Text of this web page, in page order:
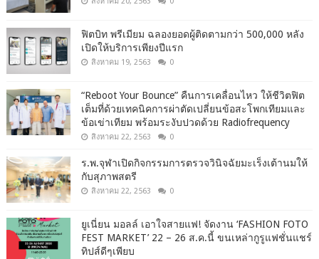
ฟิตบิท พรีเมียม ฉลองยอดผู้ติดตามกว่า 500,000 หลัง
เปิดให้บริการเพียงปีแรก
สิงหาคม 19, 2563 0
“Reboot Your Bounce” คืนการเคลื่อนไหว ให้ชีวิตฟิต
เต็มที่ด้วยเทคนิคการผ่าตัดเปลี่ยนข้อสะโพกเทียมและ
ข้อเข่าเทียม พร้อมระงับปวดด้วย Radiofrequency
สิงหาคม 22, 2563 0
ร.พ.จุฬาเปิดกิจกรรมการตรวจวินิจฉัยมะเร็งเต้านมให้
กับสุภาพสตรี
สิงหาคม 22, 2563 0
ยูเนี่ยน มอลล์ เอาใจสายแฟ! จัดงาน ‘FASHION FOTO
FEST MARKET’ 22 – 26 ส.ค.นี้ ขนเหล่ากูรูแฟชั่นแชร์
ทิปส์ดีๆเพียบ